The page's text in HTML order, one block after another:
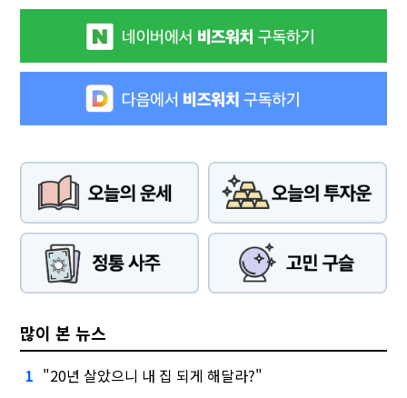
많이 본 뉴스
1 "20년 살았으니 내 집 되게 해달라?"